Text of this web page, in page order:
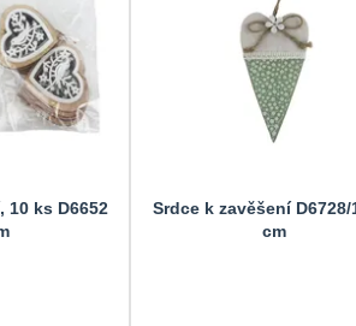
10 ks D6652
Srdce k zavěšení D6728/
cm